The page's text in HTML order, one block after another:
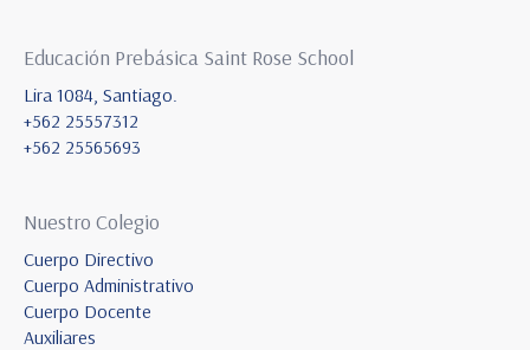
Educación Prebásica Saint Rose School
Lira 1084, Santiago.
+562 25557312
+562 25565693
Nuestro Colegio
Cuerpo Directivo
Cuerpo Administrativo
Cuerpo Docente
Auxiliares